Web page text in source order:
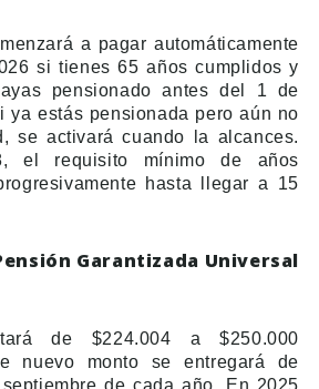
a pagar automáticamente
si tienes 65 años cumplidos y
pensionado antes del 1 de
ya estás pensionada pero aún no
se activará cuando la alcances.
el requisito mínimo de años
hasta llegar a 15
Garantizada Universal
de $224.004 a $250.000
nuevo monto se entregará de
de cada año. En 2025